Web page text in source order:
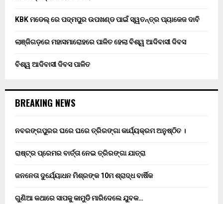
KBK ମଡେଲ୍ ରେ ପଦ୍ମପୁର ଉପଖଣ୍ଡ ପାଇଁ ସ୍ୱତନ୍ତ୍ର ପ୍ୟାକେଜ ଦାବି
ଲାଞ୍ଜିଗଡ଼ରେ ମହାସମାରୋହରେ ପାଳିତ ହେଲା ବିଶ୍ୱ ଆଦିବାସୀ ଦିବସ
ବିଶ୍ୱ ଆଦିବାସୀ ଦିବସ ପାଳିତ
BREAKING NEWS
ନବରଙ୍ଗପୁରର ଘରେ ଘରେ ତ୍ରିରଙ୍ଗା କାର୍ଯ୍ୟକ୍ରମ ଅନୁଷ୍ଠିତ ।
ରାଷ୍ଟ୍ର ପ୍ରେମର ବାର୍ତ୍ତା ନେଇ ତ୍ରିରଙ୍ଗା ଯାତ୍ରା
ଜନନେତା ଦୁର୍ଯ୍ୟୋଧନ ମିଶ୍ରଙ୍କ 10ମ ଶ୍ରାଦ୍ଧ ବାର୍ଷିକ
ଗୁଣିଆ କଥାରେ ସାପକୁ କାମୁଡି ମାରିଦେଲେ ଯୁବକ…